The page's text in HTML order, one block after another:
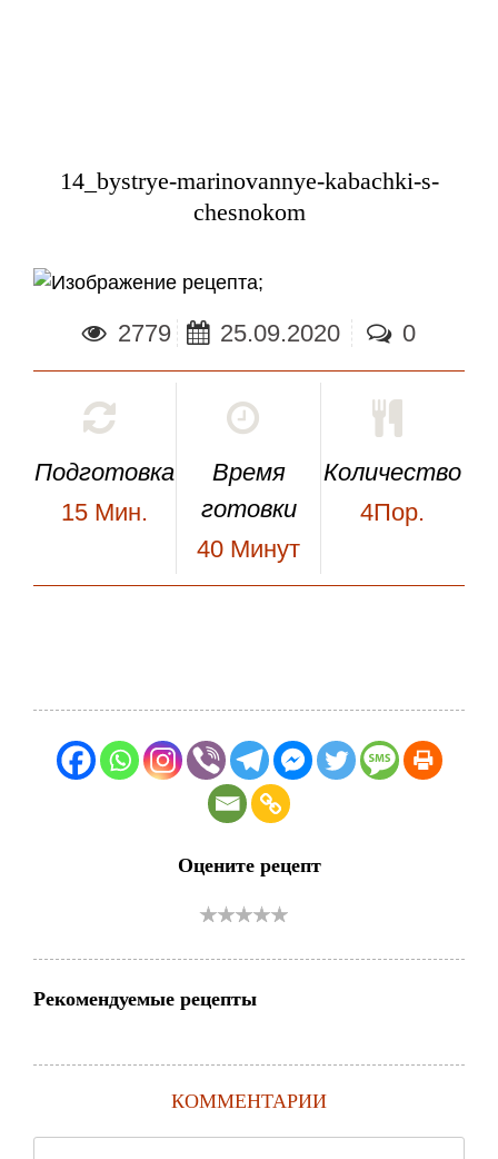
14_bystrye-marinovannye-kabachki-s-
chesnokom
;
2779 25.09.2020 0
Подготовка
15 Мин.
Время
готовки
40 Минут
Количество
4Пор.
Оцените рецепт
Рекомендуемые рецепты
КОММЕНТАРИИ